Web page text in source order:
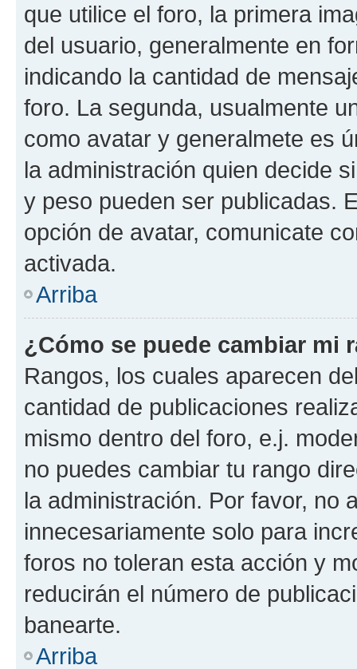
que utilice el foro, la primera
del usuario, generalmente en
indicando la cantidad de
foro. La segunda, usualmente
como avatar y generalmete es
la administración quien decide
y peso pueden ser publicadas.
opción de avatar, comunicate
activada.
Arriba
¿Cómo se puede cambiar mi
Rangos, los cuales aparecen
cantidad de publicaciones
mismo dentro del foro, e.j.
no puedes cambiar tu rango
la administración. Por favor, no
innecesariamente solo para
foros no toleran esta acción y
reducirán el número de
banearte.
Arriba